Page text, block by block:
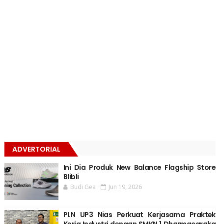
ADVERTORIAL
Ini Dia Produk New Balance Flagship Store
Blibli
Budi Gea Jun 19, 2026
PLN UP3 Nias Perkuat Kerjasama Praktek